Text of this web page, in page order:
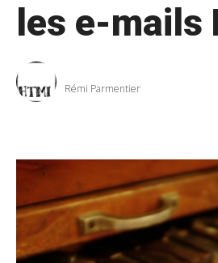
les e-mails
Rémi Parmentier